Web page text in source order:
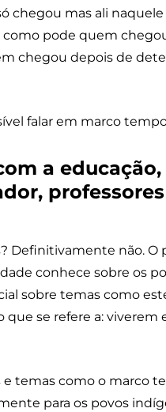
chegou mas ali
como pode quem
chegou depois de
falar em marco
a
Definitivamente não. O
conhece sobre os
sobre temas como
se refere a: viverem
temas como o marco
para os povos